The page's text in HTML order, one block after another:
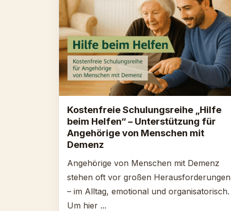
Kostenfreie Schulungsreihe „Hilfe
beim Helfen“ – Unterstützung für
Angehörige von Menschen mit
Demenz
Angehörige von Menschen mit Demenz
stehen oft vor großen Herausforderungen
– im Alltag, emotional und organisatorisch.
Um hier ...